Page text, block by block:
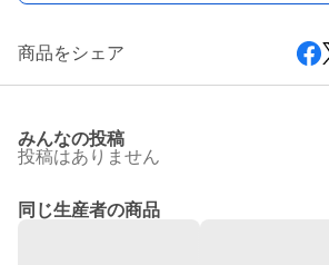
商品をシェア
みんなの投稿
投稿はありません
同じ生産者の商品